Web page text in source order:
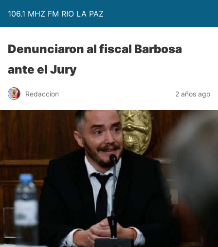
106.1 MHZ FM RIO LA PAZ
Denunciaron al fiscal Barbosa
ante el Jury
Redaccion 2 años ago